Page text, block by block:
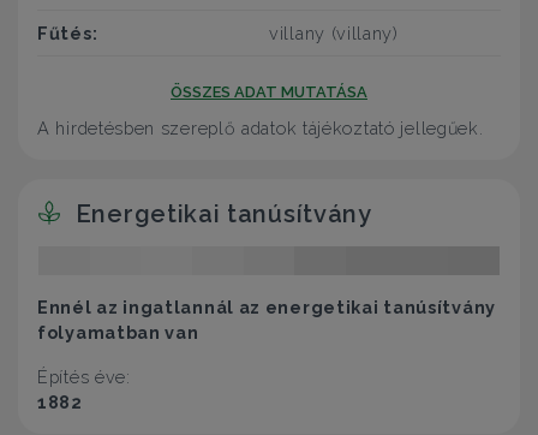
Fűtés: villany (villany)
ÖSSZES ADAT MUTATÁSA
A hirdetésben szereplő adatok tájékoztató jellegűek.
Energetikai tanúsítvány
Ennél az ingatlannál az energetikai tanúsítvány
folyamatban van
Építés éve:
1882